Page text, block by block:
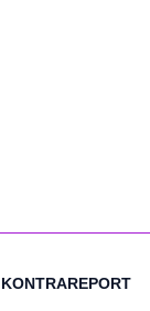
KONTRAREPORT